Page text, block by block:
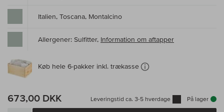
Italien, Toscana, Montalcino
Allergener: Sulfitter, Information om aftapper
Køb hele 6-pakker inkl. trækasse
673,00 DKK Leveringstid ca. 3-5 hverdage På lager